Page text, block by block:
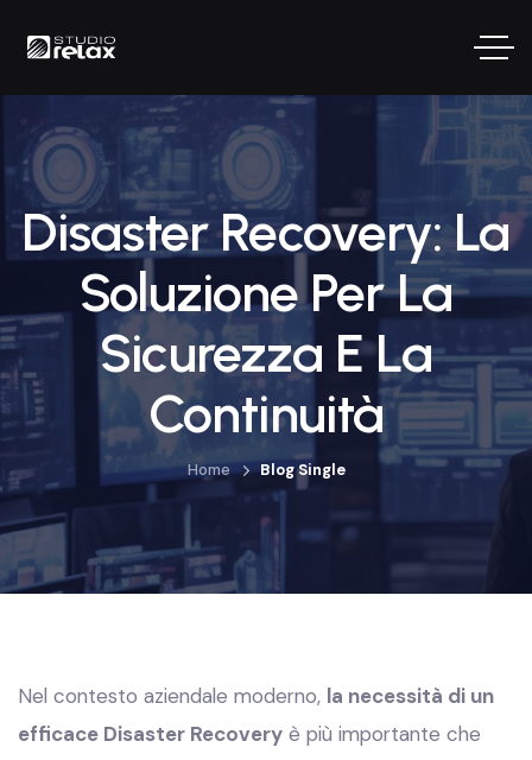
Disaster Recovery: La
Soluzione Per La
Sicurezza E La
Continuità
Home Blog Single
Nel contesto aziendale moderno, la necessità di un
efficace Disaster Recovery è più importante che